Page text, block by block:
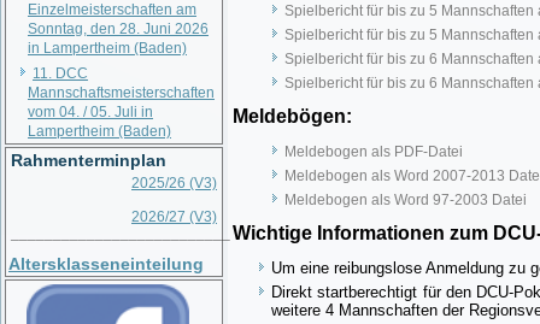
Einzelmeisterschaften am
Sonntag, den 28. Juni 2026
in Lampertheim (Baden)
11. DCC
Mannschaftsmeisterschaften
vom 04. / 05. Juli in
Lampertheim (Baden)
Rahmenterminplan
2025/26 (V3)
2026/27 (V3)
Altersklasseneinteilung
Spielbericht für bis zu 5
Spielbericht für bis zu 5
Spielbericht für bis zu 6
Spielbericht für bis zu 6
Meldebögen:
Meldebogen als PDF-Datei
Meldebogen als Word 2007-2013
Meldebogen als Word 97-2003 Datei
Wichtige Informationen zum
Um eine reibungslose Anmeldung zu
Direkt startberechtigt für den DCU-
weitere 4 Mannschaften der